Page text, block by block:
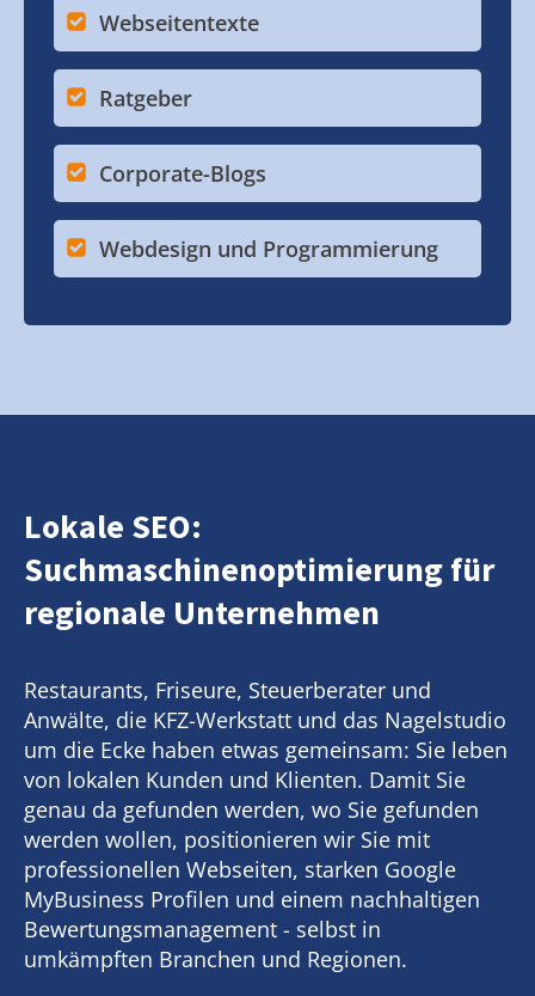
Webseitentexte
Ratgeber
Corporate-Blogs
Webdesign und Programmierung
Lokale SEO:
Suchmaschinenoptimierung für
regionale Unternehmen
Restaurants, Friseure, Steuerberater und
Anwälte, die KFZ-Werkstatt und das Nagelstudio
um die Ecke haben etwas gemeinsam: Sie leben
von lokalen Kunden und Klienten. Damit Sie
genau da gefunden werden, wo Sie gefunden
werden wollen, positionieren wir Sie mit
professionellen Webseiten, starken Google
MyBusiness Profilen und einem nachhaltigen
Bewertungsmanagement - selbst in
umkämpften Branchen und Regionen.